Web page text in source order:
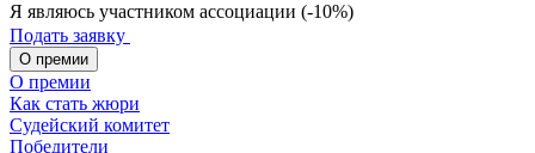
Я являюсь участником ассоциации (-10%)
Подать заявку
О премии
О премии
Как стать жюри
Судейский комитет
Победители